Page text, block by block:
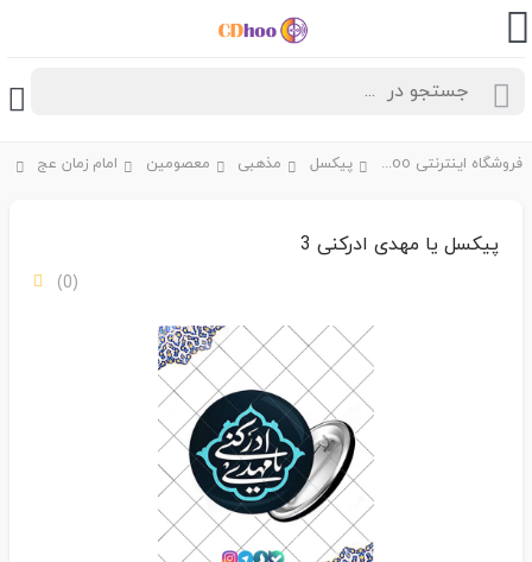
فروشگاه اینترنتی CDhoo پیکسل مذهبی معصومین امام زمان عج
پیکسل یا مهدی ادرکنی 3
(0)